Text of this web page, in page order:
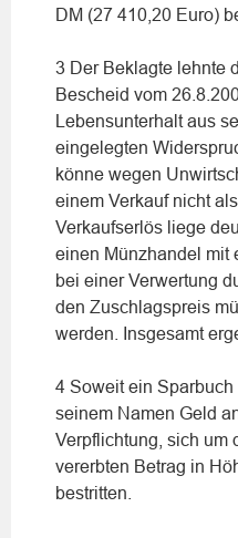
DM (27 410,20 Euro)
3 Der Beklagte lehnte
Bescheid vom
Lebensunterhalt aus
eingelegten
könne wegen
einem Verkauf nicht
Verkaufserlös liege
einen Münzhandel mit
bei einer Verwertung
den Zuschlagspreis
werden. Insgesamt
4 Soweit ein
seinem Namen Geld
Verpflichtung, sich um
vererbten Betrag in
bestritten.